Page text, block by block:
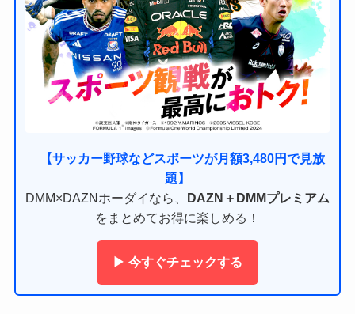
【サッカー野球などスポーツが月額3,480円で見放
題】
DMM×DAZNホーダイなら、
DAZN＋DMMプレミアム
をまとめてお得に楽しめる！
▶ 今すぐチェックする